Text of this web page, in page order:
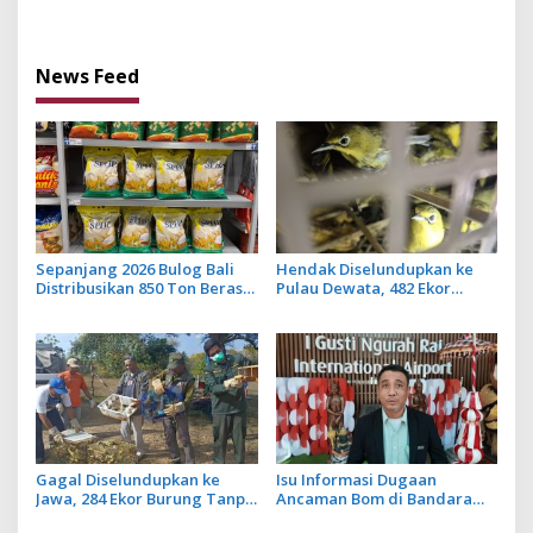
News Feed
Sepanjang 2026 Bulog Bali
Distribusikan 850 Ton Beras
Hendak Diselundupkan ke
Pulau Dewata, 482 Ekor
Gagal Diselundupkan ke
Jawa, 284 Ekor Burung Tanpa
Isu Informasi Dugaan
Ancaman Bom di Bandara